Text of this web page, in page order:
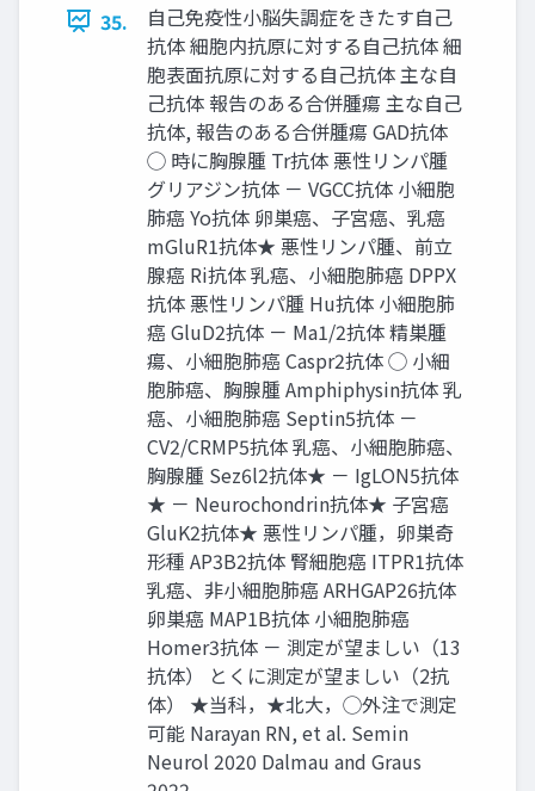
35.
自己免疫性小脳失調症をきたす自己
抗体 細胞内抗原に対する自己抗体 細
胞表面抗原に対する自己抗体 主な自
己抗体 報告のある合併腫瘍 主な自己
抗体, 報告のある合併腫瘍 GAD抗体
◯ 時に胸腺腫 Tr抗体 悪性リンパ腫
グリアジン抗体 － VGCC抗体 小細胞
肺癌 Yo抗体 卵巣癌、子宮癌、乳癌
mGluR1抗体★ 悪性リンパ腫、前立
腺癌 Ri抗体 乳癌、小細胞肺癌 DPPX
抗体 悪性リンパ腫 Hu抗体 小細胞肺
癌 GluD2抗体 － Ma1/2抗体 精巣腫
瘍、小細胞肺癌 Caspr2抗体 ◯ 小細
胞肺癌、胸腺腫 Amphiphysin抗体 乳
癌、小細胞肺癌 Septin5抗体 －
CV2/CRMP5抗体 乳癌、小細胞肺癌、
胸腺腫 Sez6l2抗体★ － IgLON5抗体
★ － Neurochondrin抗体★ 子宮癌
GluK2抗体★ 悪性リンパ腫，卵巣奇
形種 AP3B2抗体 腎細胞癌 ITPR1抗体
乳癌、非小細胞肺癌 ARHGAP26抗体
卵巣癌 MAP1B抗体 小細胞肺癌
Homer3抗体 － 測定が望ましい（13
抗体） とくに測定が望ましい（2抗
体） ★当科，★北大，◯外注で測定
可能 Narayan RN, et al. Semin
Neurol 2020 Dalmau and Graus